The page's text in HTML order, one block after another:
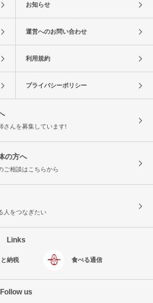
お知らせ
運営へのお問い合わせ
利用規約
プライバシーポリシー
さんを募集しています!
の方へ
ご相談はこちらから
人をつなぎたい
Links
納税 食べる通信
Follow us